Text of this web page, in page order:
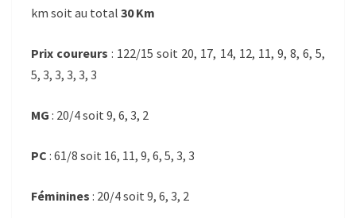
km soit au total 30 Km
Prix coureurs : 122/15 soit 20, 17, 14, 12, 11, 9, 8, 6, 5,
5, 3, 3, 3, 3, 3
MG : 20/4 soit 9, 6, 3, 2
PC : 61/8 soit 16, 11, 9, 6, 5, 3, 3
Féminines : 20/4 soit 9, 6, 3, 2